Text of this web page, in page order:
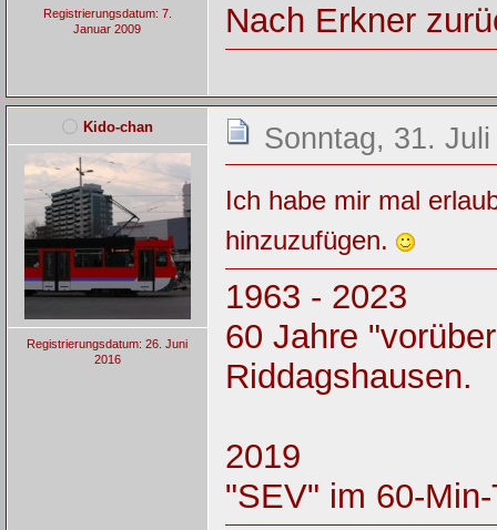
Registrierungsdatum: 7.
Januar 2009
Nach Erkner
Kido-chan
Registrierungsdatum: 26. Juni
2016
Sonntag, 31.
Ich habe mir mal
hinzuzufügen.
1963 - 2023
60 Jahre
Riddagshausen.
2019
"SEV" im 60-